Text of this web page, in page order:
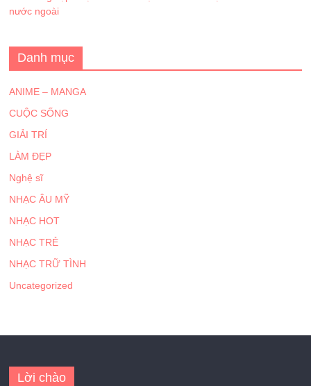
nước ngoài
Danh mục
ANIME – MANGA
CUỘC SỐNG
GIẢI TRÍ
LÀM ĐẸP
Nghệ sĩ
NHẠC ÂU MỸ
NHẠC HOT
NHẠC TRẺ
NHẠC TRỮ TÌNH
Uncategorized
Lời chào